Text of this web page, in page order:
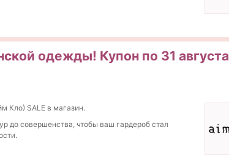
одежды! Купон по 31 августа
Кло) SALE в магазин.
до совершенства, чтобы ваш гардероб стал